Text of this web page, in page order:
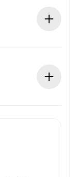
der
keine